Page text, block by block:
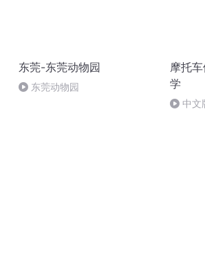
东莞-东莞动物园
东莞动物园
摩托
学
中文